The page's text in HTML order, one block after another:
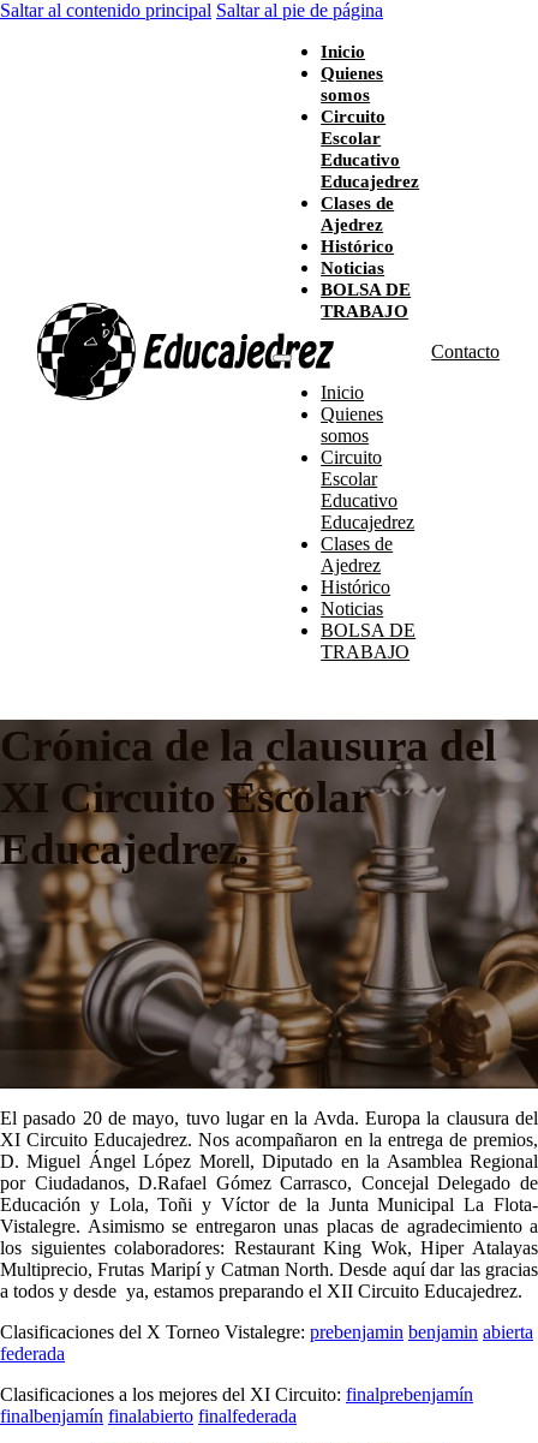
Saltar al contenido principal Saltar al pie de página
Inicio
Quienes
somos
Circuito
Escolar
Educativo
Educajedrez
Clases de
Ajedrez
Histórico
Noticias
BOLSA DE
TRABAJO
Inicio
Quienes
somos
Circuito
Escolar
Educativo
Educajedrez
Clases de
Ajedrez
Histórico
Noticias
BOLSA DE
TRABAJO
Contacto
Crónica de la clausura del
XI Circuito Escolar
Educajedrez.
El pasado 20 de mayo, tuvo lugar en la Avda. Europa la clausura del
XI Circuito Educajedrez. Nos acompañaron en la entrega de premios,
D. Miguel Ángel López Morell, Diputado en la Asamblea Regional
por Ciudadanos, D.Rafael Gómez Carrasco, Concejal Delegado de
Educación y Lola, Toñi y Víctor de la Junta Municipal La Flota-
Vistalegre. Asimismo se entregaron unas placas de agradecimiento a
los siguientes colaboradores: Restaurant King Wok, Hiper Atalayas
Multiprecio, Frutas Maripí y Catman North. Desde aquí dar las gracias
a todos y desde ya, estamos preparando el XII Circuito Educajedrez.
Clasificaciones del X Torneo Vistalegre: prebenjamin benjamin abierta
federada
Clasificaciones a los mejores del XI Circuito: finalprebenjamín
finalbenjamín finalabierto finalfederada